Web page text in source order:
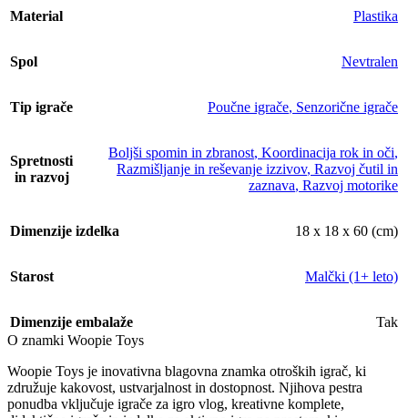
Material Plastika
Spol Nevtralen
Tip igrače Poučne igrače, Senzorične igrače
Spretnosti
in razvoj
Boljši spomin in zbranost, Koordinacija rok in oči,
Razmišljanje in reševanje izzivov, Razvoj čutil in
zaznava, Razvoj motorike
Dimenzije izdelka 18 x 18 x 60 (cm)
Starost Malčki (1+ leto)
Dimenzije embalaže
Tak
O znamki Woopie Toys
Woopie Toys je inovativna blagovna znamka otroških igrač, ki
združuje kakovost, ustvarjalnost in dostopnost. Njihova pestra
ponudba vključuje igrače za igro vlog, kreativne komplete,